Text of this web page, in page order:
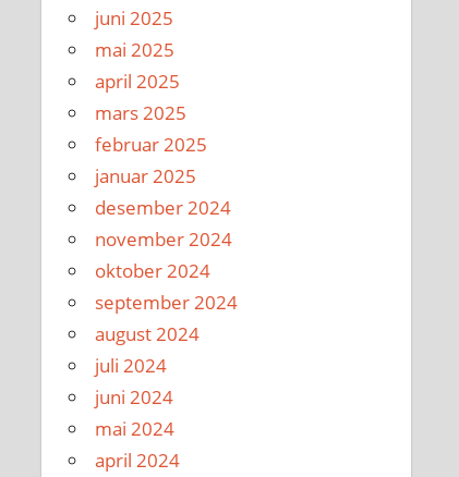
juni 2025
mai 2025
april 2025
mars 2025
februar 2025
januar 2025
desember 2024
november 2024
oktober 2024
september 2024
august 2024
juli 2024
juni 2024
mai 2024
april 2024